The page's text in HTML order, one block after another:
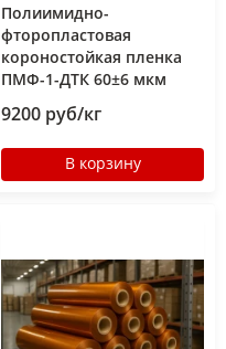
Полиимидно-
фторопластовая
короностойкая пленка
ПМФ-1-ДТК 60±6 мкм
9200 руб/кг
В корзину